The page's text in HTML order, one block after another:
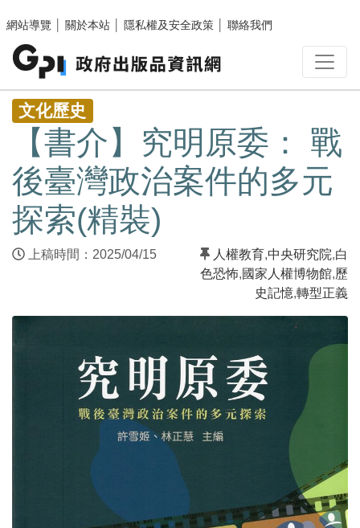
網站導覽
關於本站 隱私權及安全政策 聯絡我們
:::
文化歷史
【書介】究明原委： 戰
後臺灣政治案件的多元
探索(精裝)
上稿時間：2025/04/15 人權教育,中央研究院,白
色恐怖,國家人權博物館,歷
史記憶,轉型正義